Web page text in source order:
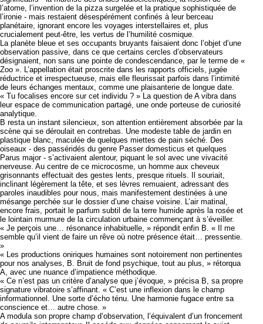
l’atome, l’invention de la pizza surgelée et la pratique sophistiquée de
l’ironie - mais restaient désespérément confinés à leur berceau
planétaire, ignorant encore les voyages interstellaires et, plus
crucialement peut-être, les vertus de l’humilité cosmique.
La planète bleue et ses occupants bruyants faisaient donc l’objet d’une
observation passive, dans ce que certains cercles d’observateurs
désignaient, non sans une pointe de condescendance, par le terme de «
Zoo ». L’appellation était proscrite dans les rapports officiels, jugée
réductrice et irrespectueuse, mais elle fleurissait parfois dans l’intimité
de leurs échanges mentaux, comme une plaisanterie de longue date.
« Tu focalises encore sur cet individu ? » La question de A vibra dans
leur espace de communication partagé, une onde porteuse de curiosité
analytique.
B resta un instant silencieux, son attention entièrement absorbée par la
scène qui se déroulait en contrebas. Une modeste table de jardin en
plastique blanc, maculée de quelques miettes de pain séché. Des
oiseaux - des passéridés du genre Passer domesticus et quelques
Parus major - s’activaient alentour, piquant le sol avec une vivacité
nerveuse. Au centre de ce microcosme, un homme aux cheveux
grisonnants effectuait des gestes lents, presque rituels. Il souriait,
inclinant légèrement la tête, et ses lèvres remuaient, adressant des
paroles inaudibles pour nous, mais manifestement destinées à une
mésange perchée sur le dossier d’une chaise voisine. L’air matinal,
encore frais, portait le parfum subtil de la terre humide après la rosée et
le lointain murmure de la circulation urbaine commençant à s’éveiller.
« Je perçois une… résonance inhabituelle, » répondit enfin B. « Il me
semble qu’il vient de faire un rêve où notre présence était… pressentie.
»
« Les productions oniriques humaines sont notoirement non pertinentes
pour nos analyses, B. Bruit de fond psychique, tout au plus, » rétorqua
A, avec une nuance d’impatience méthodique.
« Ce n’est pas un critère d’analyse que j’évoque, » précisa B, sa propre
signature vibratoire s’affinant. « C’est une inflexion dans le champ
informationnel. Une sorte d’écho ténu. Une harmonie fugace entre sa
conscience et… autre chose. »
A modula son propre champ d’observation, l’équivalent d’un froncement